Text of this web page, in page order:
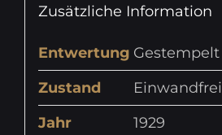
Zusätzliche Information
Entwertung Gestempelt
Zustand
Einwandfrei
Jahr
1929